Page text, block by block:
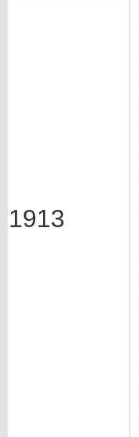
1913